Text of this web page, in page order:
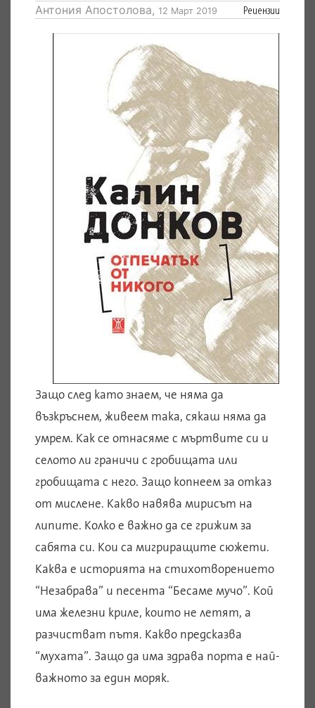
Антония Апостолова, 12 Март 2019 Рецензии
Защо след като знаем, че няма да
възкръснем, живеем така, сякаш няма да
умрем. Как се отнасяме с мъртвите си и
селото ли граничи с гробищата или
гробищата с него. Защо копнеем за отказ
от мислене. Какво навява мирисът на
липите. Колко е важно да се грижим за
сабята си. Кои са мигриращите сюжети.
Каква е историята на стихотворението
“Незабрава” и песента “Бесаме мучо”. Кой
има железни криле, които не летят, а
разчистват пътя. Какво предсказва
“мухата”. Защо да има здрава порта е най-
важното за един моряк.